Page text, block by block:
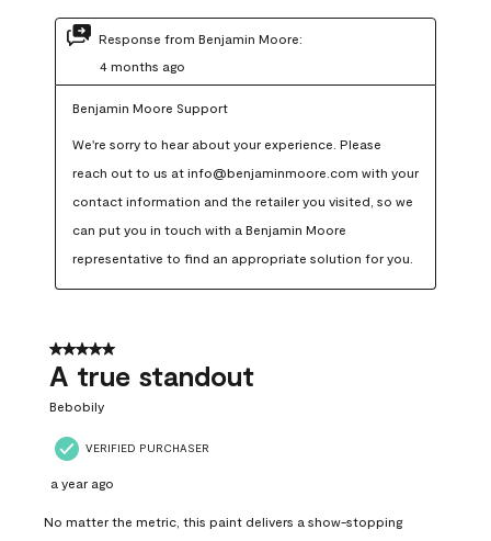
Response from Benjamin Moore:
4 months ago
Benjamin Moore Support
We're sorry to hear about your experience. Please
reach out to us at info@benjaminmoore.com with your
contact information and the retailer you visited, so we
can put you in touch with a Benjamin Moore
representative to find an appropriate solution for you.
5 out of 5 stars.
A true standout
Bebobily
VERIFIED PURCHASER
a year ago
No matter the metric, this paint delivers a show-stopping